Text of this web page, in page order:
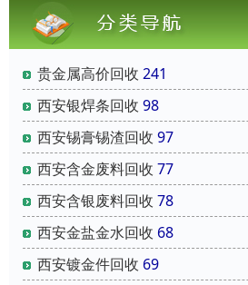
贵金属高价回收 241
西安银焊条回收 98
西安锡膏锡渣回收 97
西安含金废料回收 77
西安含银废料回收 78
西安金盐金水回收 68
西安镀金件回收 69